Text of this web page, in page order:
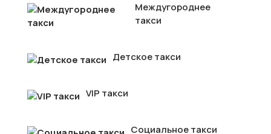
Междугороднее
такси
Детское такси
VIP такси
Социальное такси